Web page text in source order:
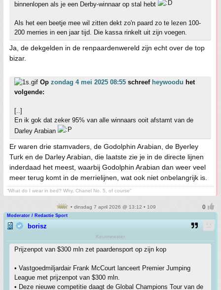
binnenlopen als je een Derby-winnaar op stal hebt
Als het een beetje mee wil zitten dekt zo'n paard zo te lezen 100-
200 merries in een jaar tijd. Die kassa rinkelt uit zijn voegen.
Ja, de dekgelden in de renpaardenwereld zijn echt over de top
bizar.
Op zondag 4 mei 2025 08:55 schreef heywoodu het
volgende:
[..]
En ik gok dat zeker 95% van alle winnaars ooit afstamt van de
Darley Arabian
Er waren drie stamvaders, de Godolphin Arabian, de Byerley
Turk en de Darley Arabian, die laatste zie je in de directe lijnen
inderdaad het meest, waarbij Godolphin Arabian dan weer veel
meer terug komt in de merrielijnen, wat ook niet onbelangrijk is.
“What do I wear in bed? Why, Chanel No. 5, of course”
• dinsdag 7 april 2026 @ 13:12 • 109
Moderator / Redactie Sport
borisz
Keurmeester
Prijzenpot van $300 mln zet paardensport op zijn kop
• Vastgoedmiljardair Frank McCourt lanceert Premier Jumping
League met prijzenpot van $300 mln.
• Deze nieuwe competitie daagt de Global Champions Tour van de